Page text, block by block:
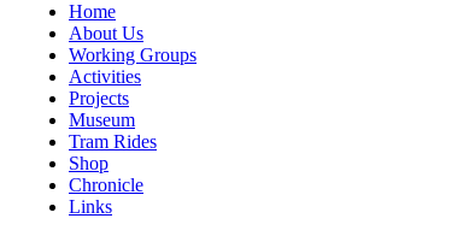
Home
About Us
Working Groups
Activities
Projects
Museum
Tram Rides
Shop
Chronicle
Links